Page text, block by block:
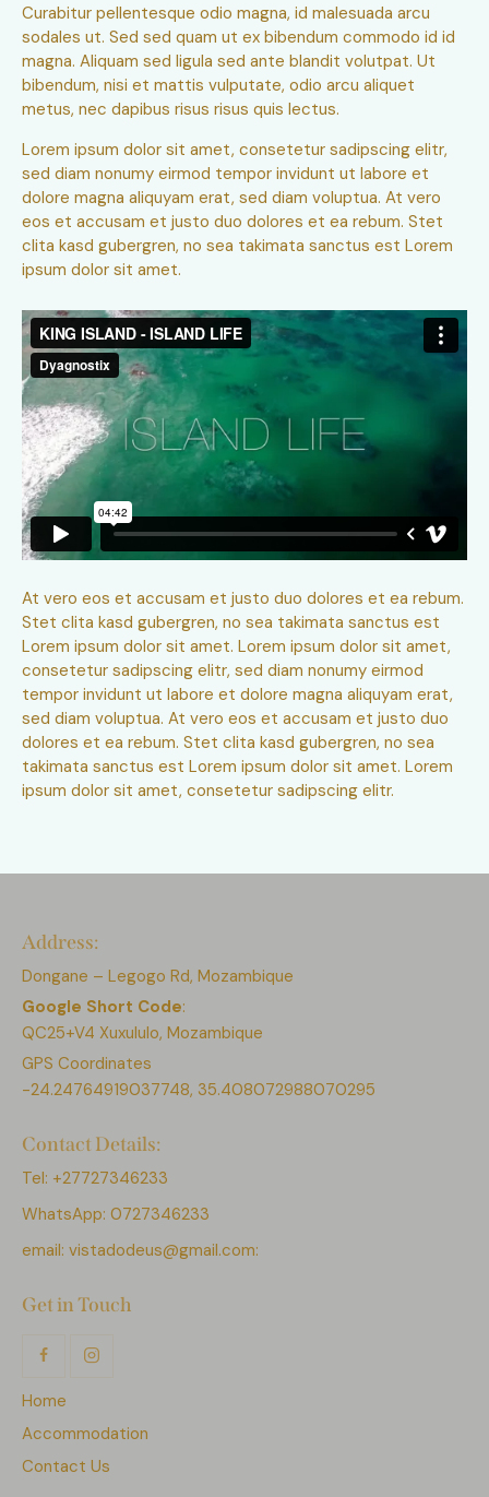
Curabitur pellentesque odio magna, id malesuada arcu
sodales ut. Sed sed quam ut ex bibendum commodo id id
magna. Aliquam sed ligula sed ante blandit volutpat. Ut
bibendum, nisi et mattis vulputate, odio arcu aliquet
metus, nec dapibus risus risus quis lectus.
Lorem ipsum dolor sit amet, consetetur sadipscing elitr,
sed diam nonumy eirmod tempor invidunt ut labore et
dolore magna aliquyam erat, sed diam voluptua. At vero
eos et accusam et justo duo dolores et ea rebum. Stet
clita kasd gubergren, no sea takimata sanctus est Lorem
ipsum dolor sit amet.
At vero eos et accusam et justo duo dolores et ea rebum.
Stet clita kasd gubergren, no sea takimata sanctus est
Lorem ipsum dolor sit amet. Lorem ipsum dolor sit amet,
consetetur sadipscing elitr, sed diam nonumy eirmod
tempor invidunt ut labore et dolore magna aliquyam erat,
sed diam voluptua. At vero eos et accusam et justo duo
dolores et ea rebum. Stet clita kasd gubergren, no sea
takimata sanctus est Lorem ipsum dolor sit amet. Lorem
ipsum dolor sit amet, consetetur sadipscing elitr.
Address:
Dongane – Legogo Rd, Mozambique
Google Short Code:
QC25+V4 Xuxululo, Mozambique
GPS Coordinates
-24.24764919037748, 35.408072988070295
Contact Details:
Tel: +27727346233
WhatsApp: 0727346233
email: vistadodeus@gmail.com:
Get in Touch
Home
Accommodation
Contact Us